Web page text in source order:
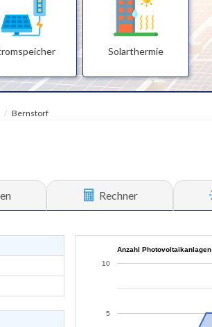
Solarthermie
Bernstorf
Rechner
Anzahl Photovoltaikanlagen
5
10